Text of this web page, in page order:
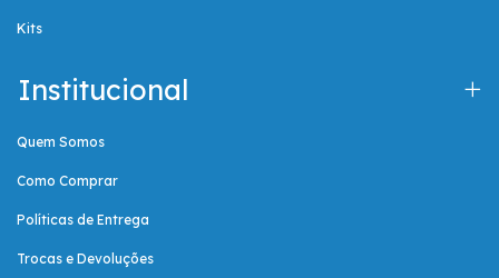
Kits
Institucional
Quem Somos
Como Comprar
Políticas de Entrega
Trocas e Devoluções